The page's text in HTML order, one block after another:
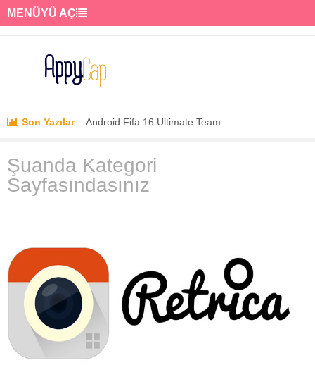
MENÜYÜ AÇ
Son Yazılar Android Fifa 16 Ultimate Team
Şuanda Kategori
Sayfasındasınız